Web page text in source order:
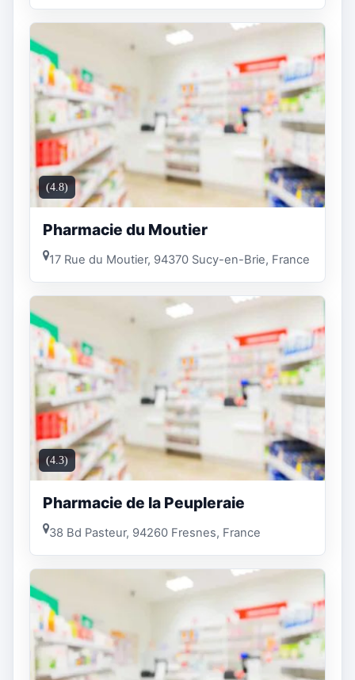
(4.8)
Pharmacie du Moutier
17 Rue du Moutier, 94370 Sucy-en-Brie, France
(4.3)
Pharmacie de la Peupleraie
38 Bd Pasteur, 94260 Fresnes, France